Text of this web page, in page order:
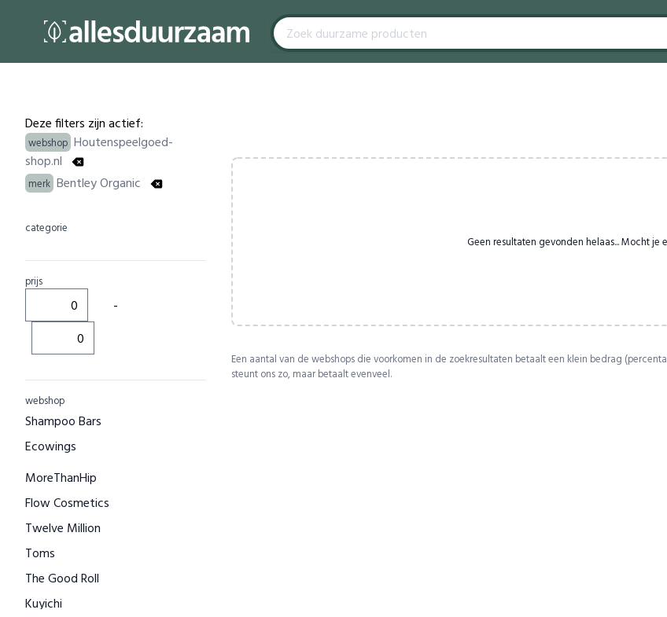
Filters
Deze filters zijn actief:
webshop Houtenspeelgoed-
shop.nl
merk Bentley Organic
categorie
prijs
-
webshop
Shampoo Bars
Ecowings
MoreThanHip
Flow Cosmetics
Twelve Million
Toms
The Good Roll
Kuyichi
Geen resultaten gevonden helaas... Mocht je
Een aantal van de webshops die voorkomen in de zoekresultaten betaalt een klein bedrag
steunt ons zo, maar betaalt evenveel.